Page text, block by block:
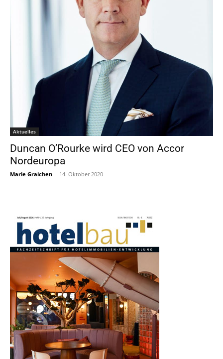
Aktuelles
Duncan O’Rourke wird CEO von Accor
Nordeuropa
Marie Graichen - 14. Oktober 2020